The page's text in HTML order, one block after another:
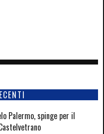
Palermo, spinge per il